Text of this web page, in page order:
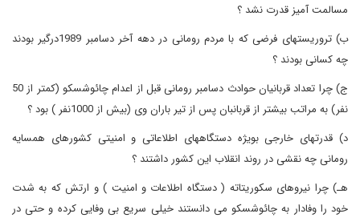
مسالمت آمیز قدرت نشد ؟
ب) تروریستهای فرضی که با مردم رومانی در دهه آخر دسامبر 1989درگیر بودند
چه کسانی بودند ؟
ج) چرا تعداد قربانیان حوادث دسامبر رومانی قبل از اعدام چائوشسکو (کمتر از 50
نفر) به مراتب بیشتر از قربانبان پس از تیر باران وی (بیش از 1000نفر ) بود ؟
د) قدرتهای خارجی بویژه دستگاههای اطلاعاتی و امنیتی کشورهای همسایه
رومانی چه نقشی در روند انقلاب این کشور داشتند ؟
هـ) چرا نیروهای سکوریتاته ( دستگاه اطلاعات و امنیت ) و ارتش که به شدت
خود را وفادار به چائوشسکو می دانستند خیلی سریع بی وفایی کرده و حتی در